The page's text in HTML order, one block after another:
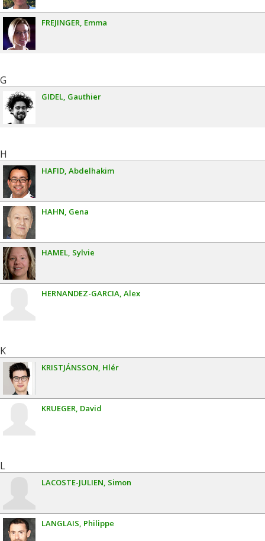
FREJINGER Emma
G
GIDEL Gauthier
H
HAFID Abdelhakim
HAHN Gena
HAMEL Sylvie
HERNANDEZ-GARCIA Alex
K
KRISTJÁNSSON Hlér
KRUEGER David
L
LACOSTE-JULIEN Simon
LANGLAIS Philippe